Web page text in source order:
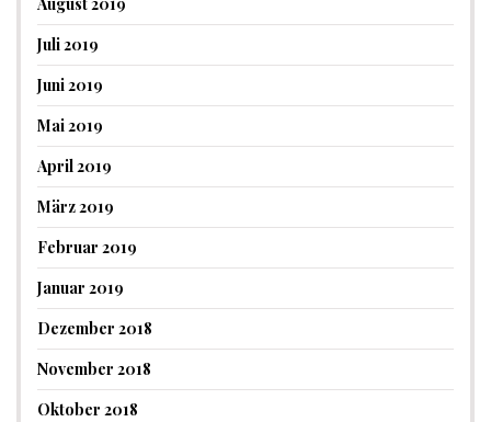
August 2019
Juli 2019
Juni 2019
Mai 2019
April 2019
März 2019
Februar 2019
Januar 2019
Dezember 2018
November 2018
Oktober 2018